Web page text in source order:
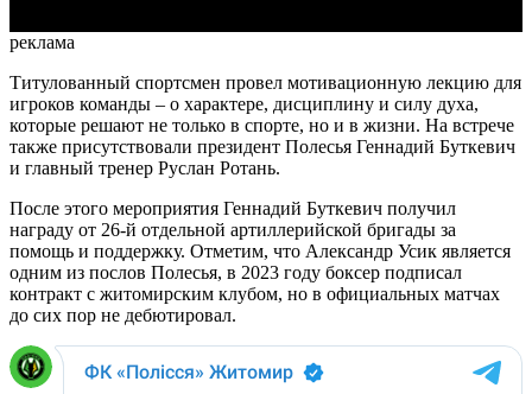
реклама
Титулованный спортсмен провел мотивационную лекцию для
игроков команды – о характере, дисциплину и силу духа,
которые решают не только в спорте, но и в жизни. На встрече
также присутствовали президент Полесья Геннадий Буткевич
и главный тренер Руслан Ротань.
После этого мероприятия Геннадий Буткевич получил
награду от 26-й отдельной артиллерийской бригады за
помощь и поддержку. Отметим, что Александр Усик является
одним из послов Полесья, в 2023 году боксер подписал
контракт с житомирским клубом, но в официальных матчах
до сих пор не дебютировал.